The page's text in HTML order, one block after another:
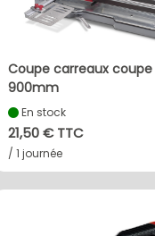
coupe carreaux coupe maxi
900mm
En stock
21,50 € TTC
/ 1 journée